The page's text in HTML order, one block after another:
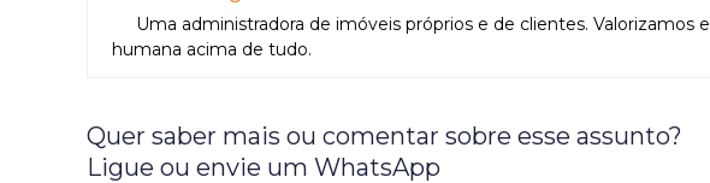
Uma administradora de imóveis próprios e de clientes. Valorizamos
humana acima de tudo.
Quer saber mais ou comentar sobre esse assunto?
Ligue ou envie um WhatsApp